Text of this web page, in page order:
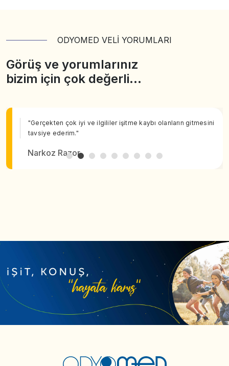
ODYOMED VELİ YORUMLARI
Görüş ve yorumlarınız
bizim için çok değerli…
"Gerçekten çok iyi ve ilgililer işitme kaybı olanların gitmesini
tavsiye ederim."
Narkoz Razor